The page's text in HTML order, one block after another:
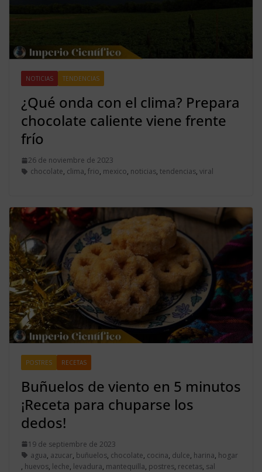
NOTICIAS TENDENCIAS
¿Qué onda con el clima? Prepara
chocolate caliente viene frente
frío
26 de noviembre de 2023
chocolate, clima, frio, mexico, noticias, tendencias, viral
POSTRES RECETAS
Buñuelos de viento en 5 minutos
¡Receta para chuparse los
dedos!
19 de septiembre de 2023
agua, azucar, buñuelos, chocolate, cocina, dulce, harina, hogar
, huevos, leche, levadura, mantequilla, postres, recetas, sal